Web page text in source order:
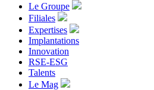
Le Groupe
Filiales
Expertises
Implantations
Innovation
RSE-ESG
Talents
Le Mag